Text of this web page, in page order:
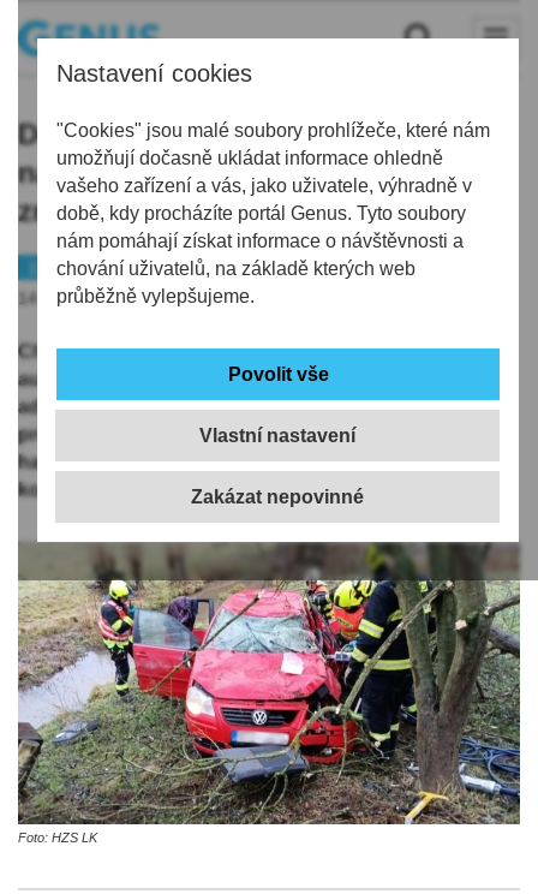
Nastavení cookies
"Cookies" jsou malé soubory prohlížeče, které nám
umožňují dočasně ukládat informace ohledně
vašeho zařízení a vás, jako uživatele, výhradně v
době, kdy procházíte portál Genus. Tyto soubory
nám pomáhají získat informace o návštěvnosti a
chování uživatelů, na základě kterých web
průběžně vylepšujeme.
Vlastní nastavení
Dopravní nehodu u Dubé nahlásily
na linku 112 chytré hodinky, hasiči
zraněného řidiče vyprostili
Doprava
14.12.2025 | 15:40
Chytré hodinky detekovaly dopravní nehodu a
automaticky ji oznámily na tísňovou linku 112. O třetí
adventní neděli 14. prosince 2025 vyjížděli
profesionální hasiči ze stanice Doksy a dobrovolní
hasiči z Dubé na Českolipsku k dopravní nehodě na
komunikaci I/9 v Dubé, části obce Deštná.
Foto: HZS LK